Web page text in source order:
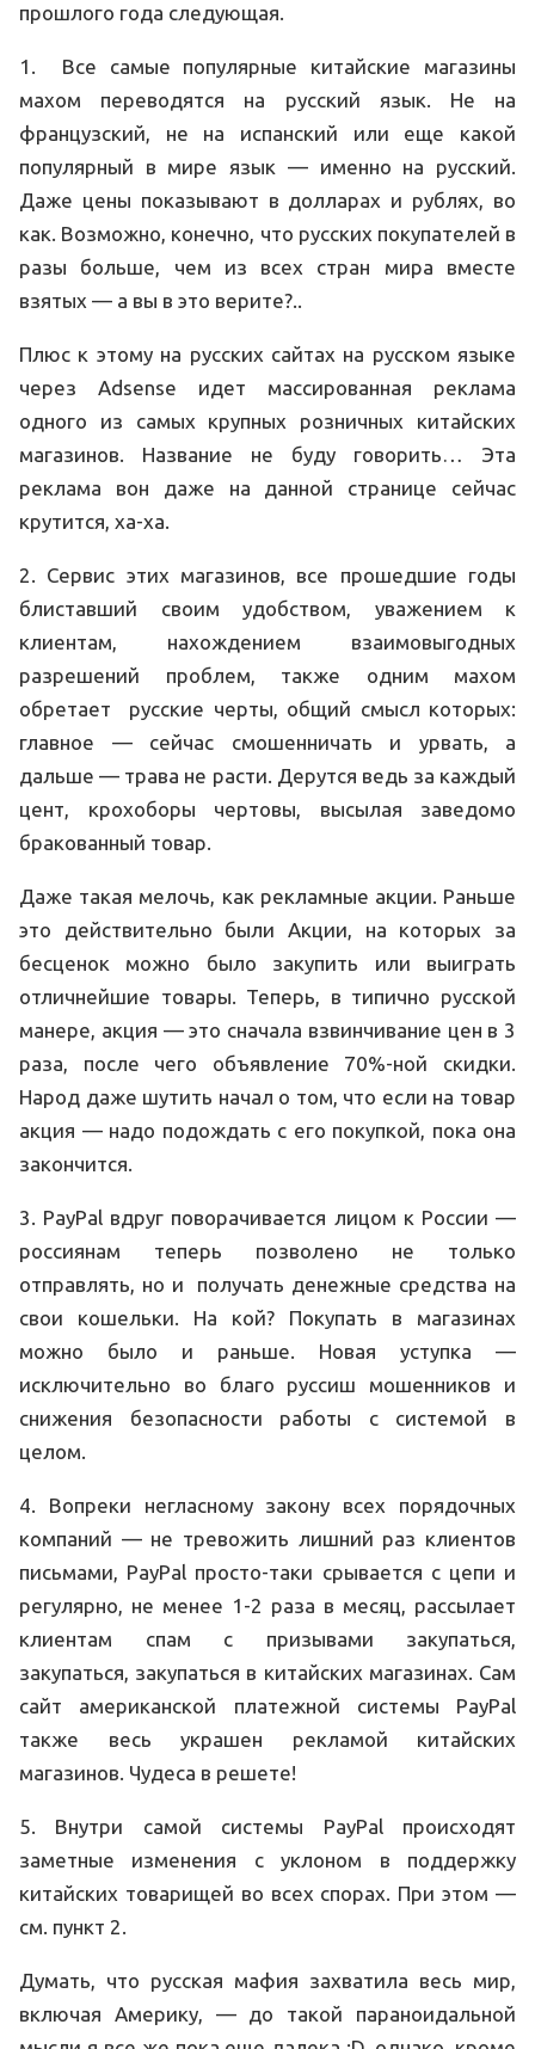
прошлого года следующая.
1. Все самые популярные китайские магазины
махом переводятся на русский язык. Не на
французский, не на испанский или еще какой
популярный в мире язык — именно на русский.
Даже цены показывают в долларах и рублях, во
как. Возможно, конечно, что русских покупателей в
разы больше, чем из всех стран мира вместе
взятых — а вы в это верите?..
Плюс к этому на русских сайтах на русском языке
через Adsense идет массированная реклама
одного из самых крупных розничных китайских
магазинов. Название не буду говорить… Эта
реклама вон даже на данной странице сейчас
крутится, ха-ха.
2. Сервис этих магазинов, все прошедшие годы
блиставший своим удобством, уважением к
клиентам, нахождением взаимовыгодных
разрешений проблем, также одним махом
обретает русские черты, общий смысл которых:
главное — сейчас смошенничать и урвать, а
дальше — трава не расти. Дерутся ведь за каждый
цент, крохоборы чертовы, высылая заведомо
бракованный товар.
Даже такая мелочь, как рекламные акции. Раньше
это действительно были Акции, на которых за
бесценок можно было закупить или выиграть
отличнейшие товары. Теперь, в типично русской
манере, акция — это сначала взвинчивание цен в 3
раза, после чего объявление 70%-ной скидки.
Народ даже шутить начал о том, что если на товар
акция — надо подождать с его покупкой, пока она
закончится.
3. PayPal вдруг поворачивается лицом к России —
россиянам теперь позволено не только
отправлять, но и получать денежные средства на
свои кошельки. На кой? Покупать в магазинах
можно было и раньше. Новая уступка —
исключительно во благо руссиш мошенников и
снижения безопасности работы с системой в
целом.
4. Вопреки негласному закону всех порядочных
компаний — не тревожить лишний раз клиентов
письмами, PayPal просто-таки срывается с цепи и
регулярно, не менее 1-2 раза в месяц, рассылает
клиентам спам с призывами закупаться,
закупаться, закупаться в китайских магазинах. Сам
сайт американской платежной системы PayPal
также весь украшен рекламой китайских
магазинов. Чудеса в решете!
5. Внутри самой системы PayPal происходят
заметные изменения с уклоном в поддержку
китайских товарищей во всех спорах. При этом —
см. пункт 2.
Думать, что русская мафия захватила весь мир,
включая Америку, — до такой параноидальной